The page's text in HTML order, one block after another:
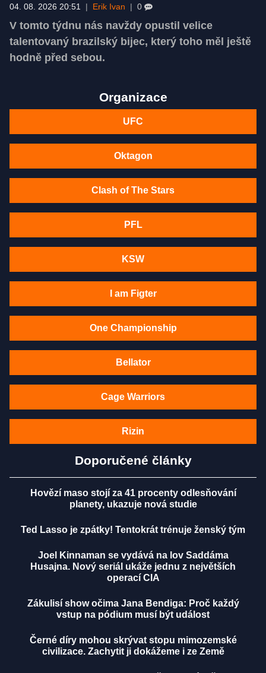
04. 08. 2026 20:51 Erik Ivan 0
V tomto týdnu nás navždy opustil velice
talentovaný brazilský bijec, který toho měl ještě
hodně před sebou.
Organizace
UFC
Oktagon
Clash of The Stars
PFL
KSW
I am Figter
One Championship
Bellator
Cage Warriors
Rizin
Doporučené články
Hovězí maso stojí za 41 procenty odlesňování
planety, ukazuje nová studie
Ted Lasso je zpátky! Tentokrát trénuje ženský tým
Joel Kinnaman se vydává na lov Saddáma
Husajna. Nový seriál ukáže jednu z největších
operací CIA
Zákulisí show očima Jana Bendiga: Proč každý
vstup na pódium musí být událost
Černé díry mohou skrývat stopu mimozemské
civilizace. Zachytit ji dokážeme i ze Země